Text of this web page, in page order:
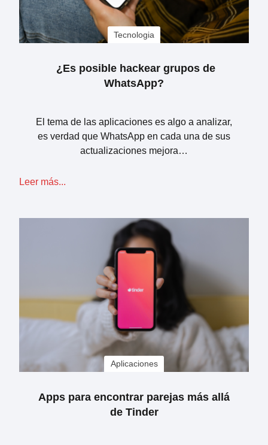
Tecnologia
¿Es posible hackear grupos de
WhatsApp?
El tema de las aplicaciones es algo a analizar,
es verdad que WhatsApp en cada una de sus
actualizaciones mejora…
Leer más...
Aplicaciones
Apps para encontrar parejas más allá
de Tinder